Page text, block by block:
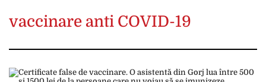
vaccinare anti COVID-19